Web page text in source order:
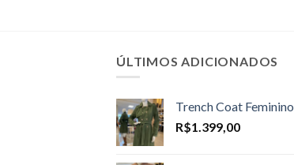
ÚLTIMOS ADICIONADOS
Trench Coat Feminino
R$1.399,00